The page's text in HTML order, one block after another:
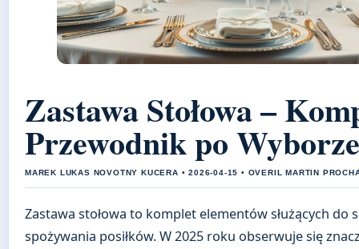
Zastawa Stołowa –
Przewodnik po Wyborze
MAREK LUKAS NOVOTNY KUCERA • 2026-04-15 • OVERIL MARTIN
Zastawa stołowa to komplet elementów służących do
spożywania posiłków. W 2025 roku obserwuje się